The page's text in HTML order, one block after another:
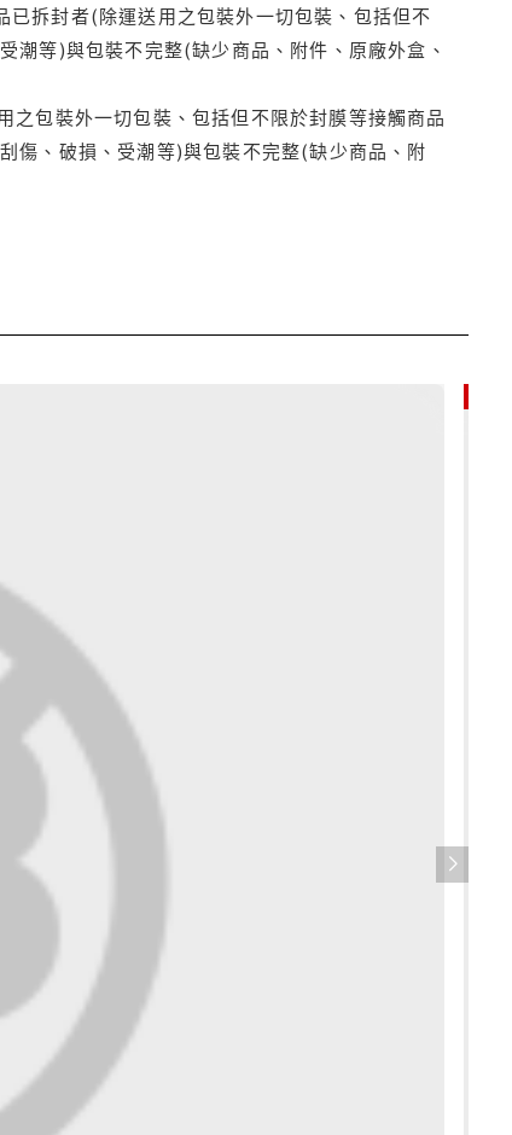
拆封者(除運送用之包裝外一切包裝、包括但不
潮等)與包裝不完整(缺少商品、附件、原廠外盒、
包裝外一切包裝、包括但不限於封膜等接觸商品
傷、破損、受潮等)與包裝不完整(缺少商品、附